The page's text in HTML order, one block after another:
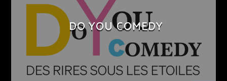
DO YOU COMEDY